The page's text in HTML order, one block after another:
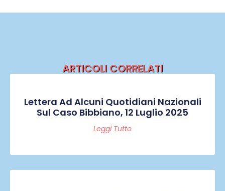
ARTICOLI CORRELATI
Lettera Ad Alcuni Quotidiani Nazionali
Sul Caso Bibbiano, 12 Luglio 2025
Leggi Tutto